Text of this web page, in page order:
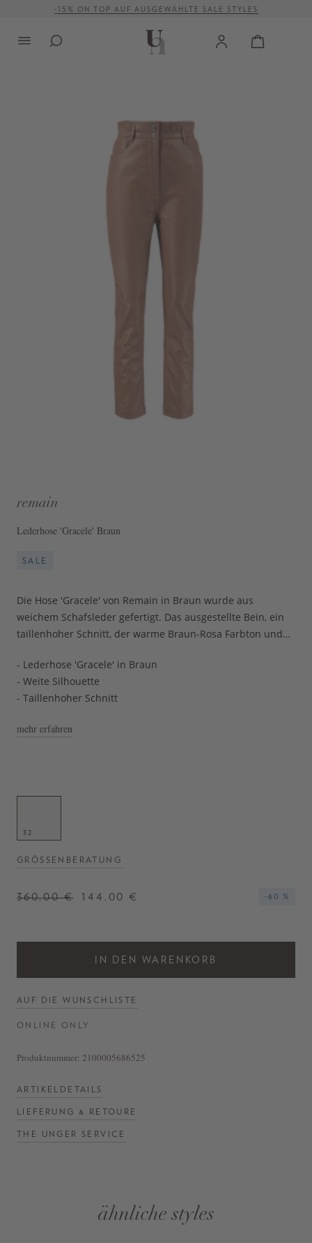
springen-15% ON TOP AUF AUSGEWÄHLTE SALE STYLES
remain
Lederhose 'Gracele' Braun
SALE
Die Hose 'Gracele' von Remain in Braun wurde aus
weichem Schafsleder gefertigt. Das ausgestellte Bein, ein
taillenhoher Schnitt, der warme Braun-Rosa Farbton und
- Lederhose 'Gracele' in Braun
- Weite Silhouette
- Taillenhoher Schnitt
mehr erfahren
32
GRÖSSENBERATUNG
360,00 € 144,00 € -60 %
IN DEN WARENKORB
AUF DIE WUNSCHLISTE
ONLINE ONLY
Produktnummer: 2100005686525
ARTIKELDETAILS
LIEFERUNG & RETOURE
THE UNGER SERVICE
ähnliche styles